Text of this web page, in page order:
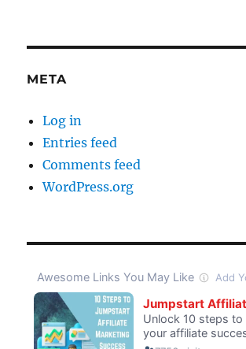
META
Log in
Entries feed
Comments feed
WordPress.org